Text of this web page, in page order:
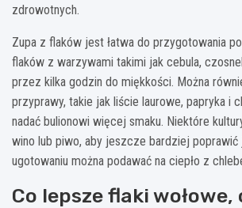
zdrowotnych.
Zupa z flaków jest łatwa do przygotowania
flaków z warzywami takimi jak cebula,
przez kilka godzin do miękkości. Można
przyprawy, takie jak liście laurowe, papryka i
nadać bulionowi więcej smaku. Niektóre
wino lub piwo, aby jeszcze bardziej poprawić
ugotowaniu można podawać na ciepło z
Co lepsze flaki wołowe,